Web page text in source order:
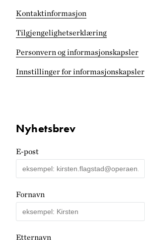
Kontaktinformasjon
Tilgjengelighets­erklæring
Personvern og informasjonskapsler
Innstillinger for informasjonskapsler
Nyhetsbrev
E-post
Fornavn
Etternavn